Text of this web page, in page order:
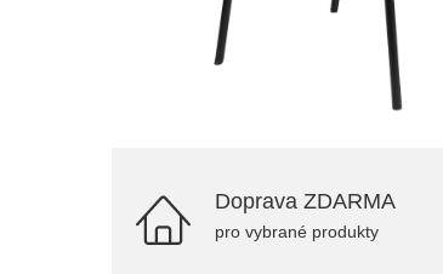
Doprava ZDARMA
pro vybrané produkty